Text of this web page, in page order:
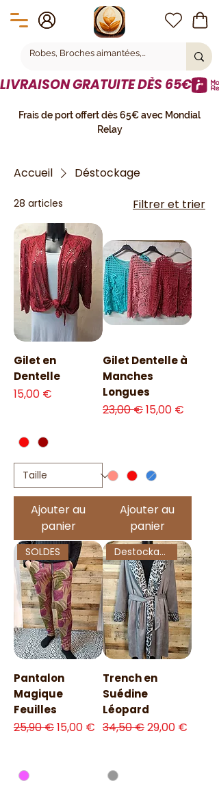
LIVRAISON GRATUITE DÈS 65€
Frais de port offert dès 65€ avec Mondial
Relay
Accueil Déstockage
28 articles Filtrer et trier
Gilet en
Dentelle
Prix
15,00 €
Ajouter au
panier
Gilet Dentelle à
Manches
Longues
Prix original
23,00 €Prix
15,00 €
Ajouter au
panier
SOLDES
Pantalon
Magique
Feuilles
Prix original
25,90 €Prix promotionnel
15,00 €
Destockage
Trench en
Suédine
Léopard
Prix original
34,50 €Prix
29,00 €